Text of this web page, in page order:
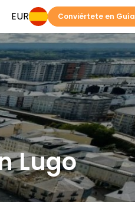
EUR Conviértete en Guía
Lugo